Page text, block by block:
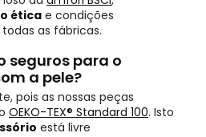
ética e condições
as fábricas.
seguros para o
a pele?
pois as nossas peças
OEKO-TEX® Standard 100. Isto
está livre